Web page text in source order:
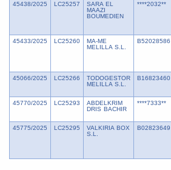
45438/2025 LC25257
SARA EL
MAAZI
BOUMEDIEN
****2032**
45433/2025 LC25260
MA-ME
MELILLA S.L.
B52028586
45066/2025 LC25266
TODOGESTOR
MELILLA S.L.
B16823460
45770/2025 LC25293
ABDELKRIM
DRIS BACHIR
****7333**
45775/2025 LC25295
VALKIRIA BOX
S.L.
B02823649